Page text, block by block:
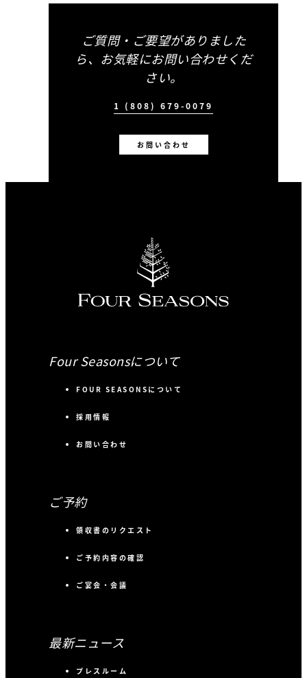
ご質問・ご要望がありました
ら、お気軽にお問い合わせくだ
さい。
1 (808) 679-0079
お問い合わせ
Four Seasonsについて
FOUR SEASONSについて
採用情報
お問い合わせ
ご予約
領収書のリクエスト
ご予約内容の確認
ご宴会・会議
最新ニュース
プレスルーム